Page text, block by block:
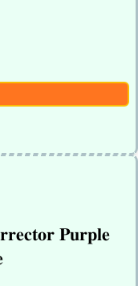
𝐏𝐮𝐫𝐩𝐥𝐞